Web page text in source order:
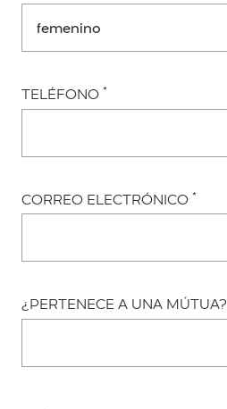
TELÉFONO *
CORREO ELECTRÓNICO *
¿PERTENECE A UNA MÚTUA?